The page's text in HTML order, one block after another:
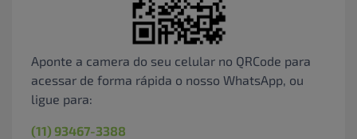
Aponte a camera do seu celular no QRCode para
acessar de forma rápida o nosso WhatsApp, ou
ligue para:
(11) 93467-3388